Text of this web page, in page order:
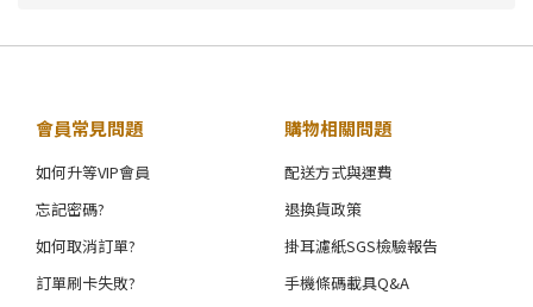
會員常見問題
如何升等VIP會員
忘記密碼?
如何取消訂單?
訂單刷卡失敗?
購物相關問題
配送方式與運費
退換貨政策
掛耳濾紙SGS檢驗報告
手機條碼載具Q&A